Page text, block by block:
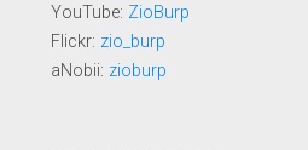
YouTube: ZioBurp
Flickr: zio_burp
aNobii: zioburp